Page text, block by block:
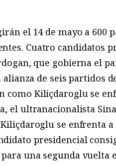
el 14 de mayo a
Cuatro candidatos
que gobierna el
de seis partidos
como Kiliçdaroglu se
el ultranacionalista
se enfrenta
presidencial
una segunda vuelta